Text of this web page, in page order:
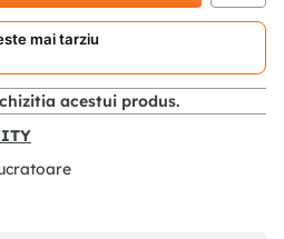
mai tarziu
acestui produs.